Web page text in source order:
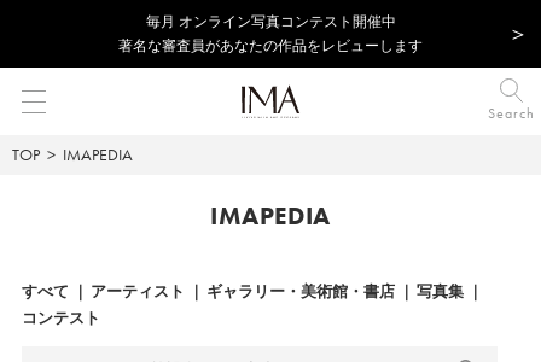
毎⽉ オンライン写真コンテスト開催中
著名な審査員があなたの作品をレビューします
Search
TOP IMAPEDIA
IMAPEDIA
すべて アーティスト ギャラリー・美術館・書店
写真集
コンテスト